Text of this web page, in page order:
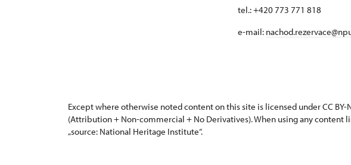
tel.: +420 773 771 818
e-mail:
Except where otherwise noted content on this site is licensed under CC BY-
(Attribution + Non-commercial + No Derivatives). When using any content
„source: National Heritage Institute“.